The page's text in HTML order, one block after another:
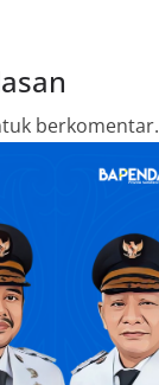
berkomentar.